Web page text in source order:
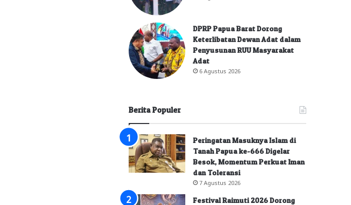
DPRP Papua Barat Dorong
Keterlibatan Dewan Adat dalam
Penyusunan RUU Masyarakat
Adat
6 Agustus 2026
Berita Populer
Peringatan Masuknya Islam di
Tanah Papua ke-666 Digelar
Besok, Momentum Perkuat Iman
dan Toleransi
7 Agustus 2026
Festival Raimuti 2026 Dorong